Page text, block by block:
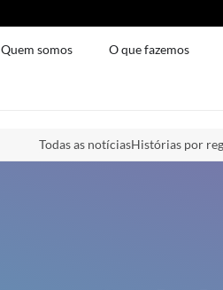
Quem somos O que fazemos
Todas as notíciasHistórias por